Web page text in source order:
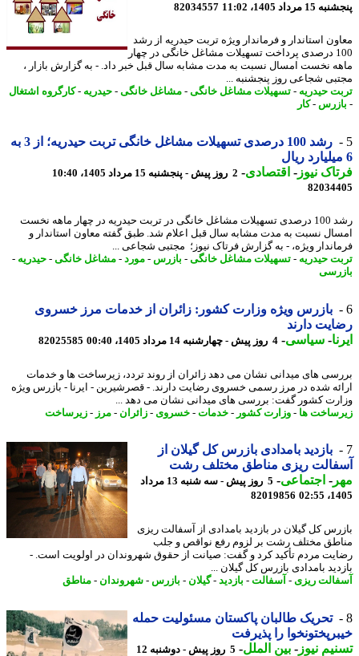
1405، 11:02
82034557
استاندار و فرماندار ویژه تربت حیدریه از رشد
100 درصدی پرداخت تسهیلات مشاغل خانگی در چهار
نخست امسال نسبت به مدت مشابه سال قبل خبر داد. - به گزارش بازار ،
شجاعی روز پنجشنبه ...
حیدریه- تسهیلات مشاغل خانگی-مشاغل خانگی-حیدریه- کارگروه اشتغال
-کار
رشد 100 درصدی تسهیلات مشاغل خانگی تربت حیدریه؛ از 3 به
نیوز-اقتصادی-2 روز پیش - پنجشنبه 15 مرداد 1405، 10:40
رشد 100 درصدی تسهیلات مشاغل خانگی در تربت حیدریه در چهار ماهه نخست
نسبت به مدت مشابه سال قبل اعلام شد. طبق گفته معاون استاندار و
ویژه، - به گزارش فرتاک نیوز؛ مجتبی شجاعی ...
حیدریه- تسهیلات مشاغل خانگی-بازرس -مورد-مشاغل خانگی-حیدریه-
بازرس ویژه وزارت کشور: زائران از خدمات مرز خسروی
دارند
-سیاسی-4 روز پیش - چهارشنبه 14 مرداد 1405، 00:40 82025585
های میدانی نشان می دهد زائران از روند تردد، زیرساخت ها و خدمات
شده در مرز رسمی خسروی رضایت دارند. - قصرشیرین - ایرنا - بازرس ویژه
کشور گفت: بررسی های میدانی نشان می دهد ...
ها- وزارت کشور-خدمات-خسروی-زائران- مرز-زیرساخت
بازدید بامدادی بازرس کل گیلان از
ریزی مناطق مختلف رشت
-اجتماعی-
5 روز پیش - سه شنبه 13 مرداد
82019856
کل گیلان در بازدید بامدادی از آسفالت ریزی
مختلف رشت بر لزوم رفع نواقص و جلب
مردم تأکید کرد و گفت: صیانت از حقوق شهروندان در اولویت است. -
بامدادی بازرس کل گیلان ...
ریزی - آسفالت-بازدید-گیلان-بازرس -شهروندان- مناطق
تحریک طالبان پاکستان مسئولیت حمله
را پذیرفت
نیوز-بین الملل-
5 روز پیش - دوشنبه 12